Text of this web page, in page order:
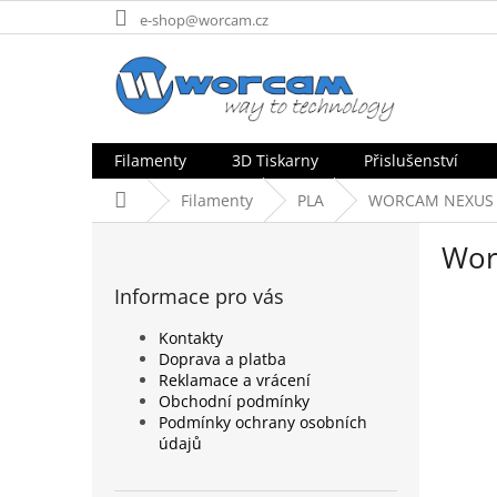
na
e-shop@worcam.cz
Filamenty 3D Tiskarny Přislušenství
Domů Filamenty PLA WORCAM NEXUS
Informace pro vás
Kontakty
Doprava a platba
Reklamace a vrácení
Obchodní podmínky
Podmínky ochrany osobních
údajů